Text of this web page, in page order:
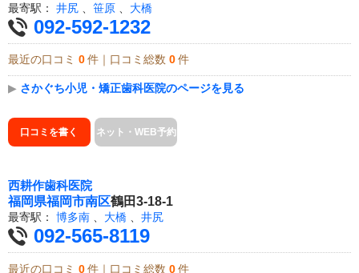
最寄駅： 井尻 笹原 大橋
092-592-1232
最近の口コミ 0 件｜口コミ総数 0 件
▶ さかぐち小児・矯正歯科医院のページを見る
口コミを書く ネット・WEB予約
西耕作歯科医院
福岡県福岡市南区鶴田3-18-1
最寄駅： 博多南 、 大橋 、 井尻
092-565-8119
最近の口コミ 0 件｜口コミ総数 0 件